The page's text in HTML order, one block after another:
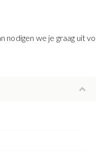
nodigen we je graag uit